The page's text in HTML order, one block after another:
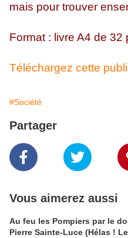
mais pour trouver
Format : livre A4 de
Téléchargez cette
#Société
Partager
Vous aimerez aussi
Au feu les Pompiers par le
Pierre Sainte-Luce (Hélas !